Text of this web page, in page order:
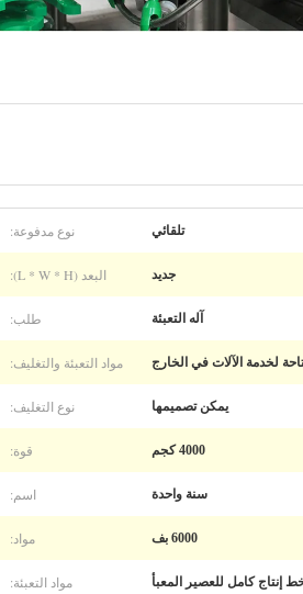
تلقائي نوع مدفوعة:
جديد البعد (L * W * H):
آله التعبئة طلب:
لخدمة الآلات في الخارج مواد التعبئة والتغليف:
يمكن تصميمها نوع التغليف:
4000 كجم قوة:
سنة واحدة اسم:
6000 بف مواد:
إنتاج كامل للعصير المعبأ مواد التعبئة: